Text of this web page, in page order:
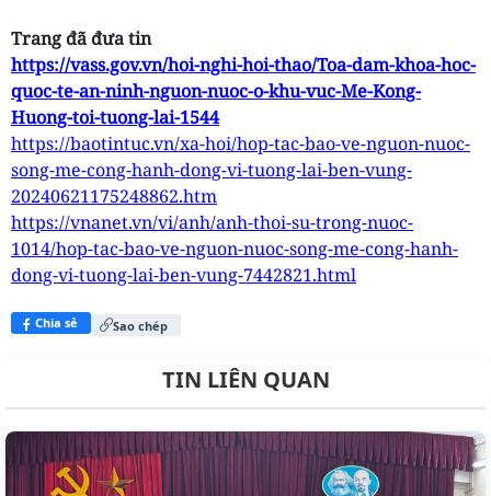
Trang đã đưa tin
https://vass.gov.vn/hoi-nghi-hoi-thao/Toa-dam-khoa-hoc-
quoc-te-an-ninh-nguon-nuoc-o-khu-vuc-Me-Kong-
Huong-toi-tuong-lai-1544
https://baotintuc.vn/xa-hoi/hop-tac-bao-ve-nguon-nuoc-
song-me-cong-hanh-dong-vi-tuong-lai-ben-vung-
20240621175248862.htm
https://vnanet.vn/vi/anh/anh-thoi-su-trong-nuoc-
1014/hop-tac-bao-ve-nguon-nuoc-song-me-cong-hanh-
dong-vi-tuong-lai-ben-vung-7442821.html
Chia sẻ Sao chép
TIN LIÊN QUAN